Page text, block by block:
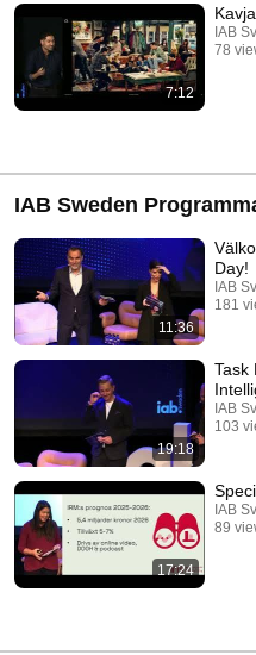
7:12
IAB
78
IAB Sweden
11:36
Day!
IAB
181
19:18
Task
IAB
103
17:24
IAB
89